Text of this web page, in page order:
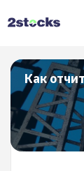
Как